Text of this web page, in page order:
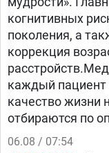
когнитивных
поколения, а
коррекция
каждый пациент
качество жизни
отбираются по
критериям из
06.08 / 07:54